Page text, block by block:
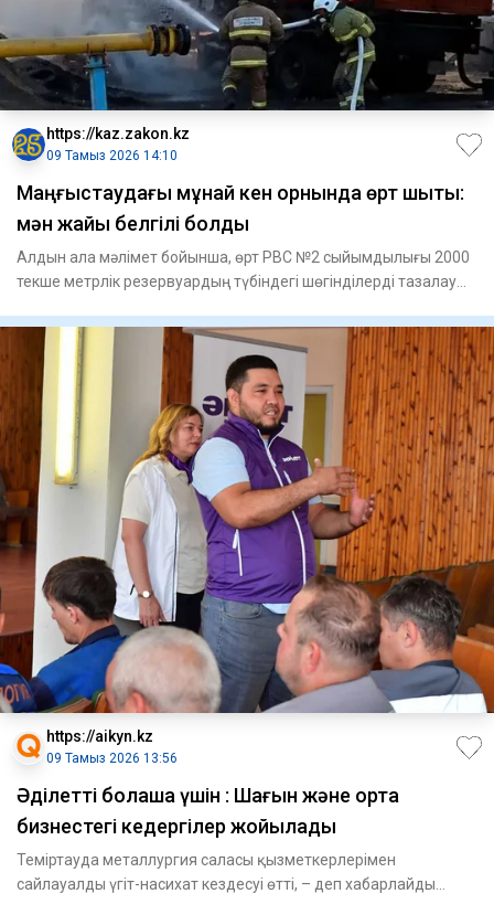
https://kaz.zakon.kz
09 Тамыз 2026 14:10
Маңғыстаудағы мұнай кен орнында өрт шықты:
мән жайы белгілі болды
Алдын ала мәлімет бойынша, өрт РВС №2 сыйымдылығы 2000
текше метрлік резервуардың түбіндегі шөгінділерді тазалау
https://aikyn.kz
09 Тамыз 2026 13:56
Әділетті болашақ үшін : Шағын және орта
бизнестегі кедергілер жойылады
Теміртауда металлургия саласы қызметкерлерімен
сайлауалды үгіт-насихат кездесуі өтті, – деп хабарлайды